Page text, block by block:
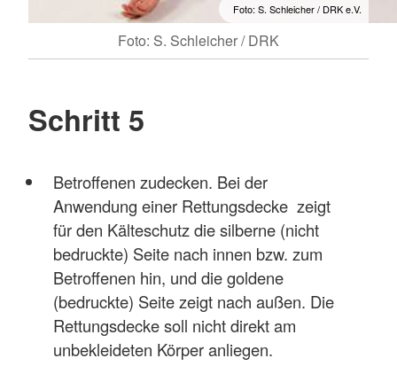
Foto: S. Schleicher / DRK e.V.
Foto: S. Schleicher / DRK
Schritt 5
Betroffenen zudecken. Bei der
Anwendung einer Rettungsdecke zeigt
für den Kälteschutz die silberne (nicht
bedruckte) Seite nach innen bzw. zum
Betroffenen hin, und die goldene
(bedruckte) Seite zeigt nach außen. Die
Rettungsdecke soll nicht direkt am
unbekleideten Körper anliegen.